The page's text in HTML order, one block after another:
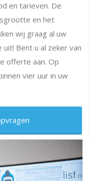
en tarieven. De
en het
wij graag al uw
Bent u al zeker van
offerte aan. Op
vier uur in uw